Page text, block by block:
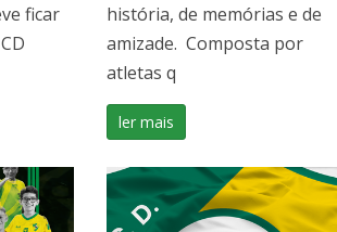
ficar
história, de memórias e de
amizade. Composta por
atletas q
ler mais